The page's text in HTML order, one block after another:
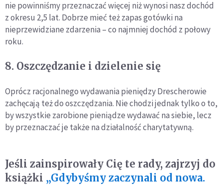
nie powinniśmy przeznaczać więcej niż wynosi nasz dochód
z okresu 2,5 lat. Dobrze mieć też zapas gotówki na
nieprzewidziane zdarzenia – co najmniej dochód z połowy
roku.
8. Oszczędzanie i dzielenie się
Oprócz racjonalnego wydawania pieniędzy Drescherowie
zachęcają też do oszczędzania. Nie chodzi jednak tylko o to,
by wszystkie zarobione pieniądze wydawać na siebie, lecz
by przeznaczać je także na działalność charytatywną.
Jeśli zainspirowały Cię te rady, zajrzyj do
książki „Gdybyśmy zaczynali od nowa.